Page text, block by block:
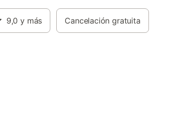
9,0 y más Cancelación gratuita